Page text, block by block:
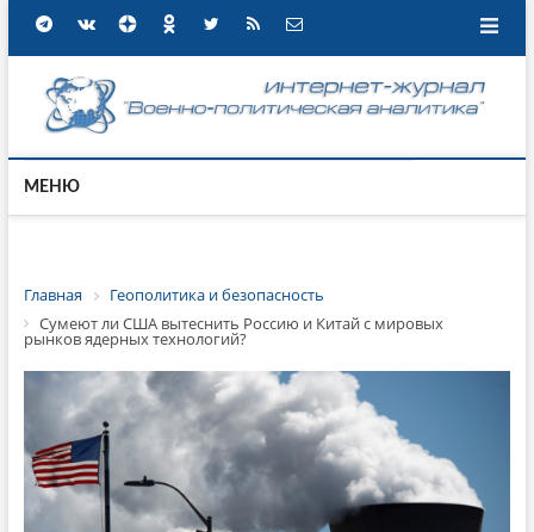
МЕНЮ
Главная
Геополитика и безопасность
Сумеют ли США вытеснить Россию и Китай с мировых
рынков ядерных технологий?